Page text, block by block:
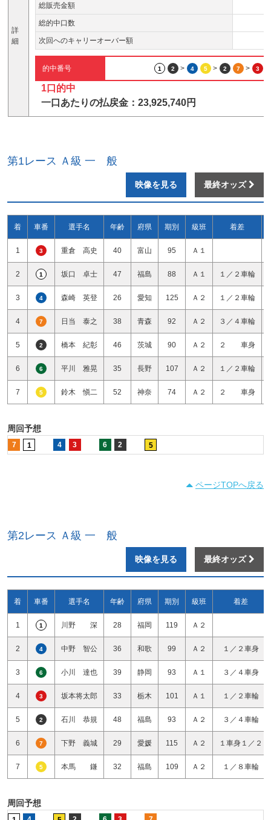
詳
細
総販売金額
総的中口数
次回へのキャリーオーバー額
的中番号 1 2 > 4 5 > 2 7 > 3
1口的中
一口あたりの払戻金：23,925,740円
第1レース Ａ級 一 般
映像を見る 最終オッズ
着 車番 選手名 年齢 府県 期別 級班 着差
1 3 重倉 高史 40 富山 95 Ａ１
2 1 坂口 卓士 47 福島 88 Ａ１ １／２車輪
3 4 森崎 英登 26 愛知 125 Ａ２ １／２車輪
4 7 日当 泰之 38 青森 92 Ａ２ ３／４車輪
5 2 橋本 紀彰 46 茨城 90 Ａ２ ２ 車身
6 6 平川 雅晃 35 長野 107 Ａ２ １／２車輪
7 5 鈴木 愼二 52 神奈 74 Ａ２ ２ 車身
周回予想
7 1 4 3 6 2 5
ページTOPへ戻る
第2レース Ａ級 一 般
映像を見る 最終オッズ
着 車番 選手名 年齢 府県 期別 級班 着差
1 1 川野 深 28 福岡 119 Ａ２
2 4 中野 智公 36 和歌 99 Ａ２ １／２車身
3 6 小川 達也 39 静岡 93 Ａ１ ３／４車身
4 3 坂本将太郎 33 栃木 101 Ａ１ １／２車輪
5 2 石川 恭規 48 福島 93 Ａ２ ３／４車輪
6 7 下野 義城 29 愛媛 115 Ａ２ １車身１／２
7 5 本馬 鎌 32 福島 109 Ａ２ １／８車輪
周回予想